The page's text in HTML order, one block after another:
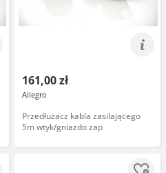
161,00 zł
Allegro
Przedłużacz kabla zasilającego
5m wtyk/gniazdo zap